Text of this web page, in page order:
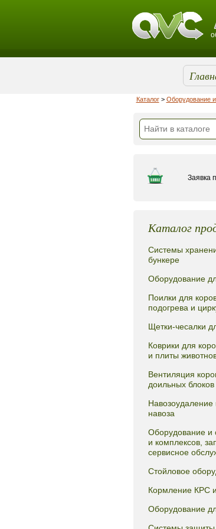
Каталог> Оборудование
Заявка
Каталог
Системы
бункере
Оборудование
Поилки для
подогрева и
Щетки-чесалки
Коврики для
и плиты
Вентиляция
доильных блоков
Навозоудаление
навоза
Оборудование
и комплексов,
сервисное
Стойловое
Кормление КРС
Оборудование